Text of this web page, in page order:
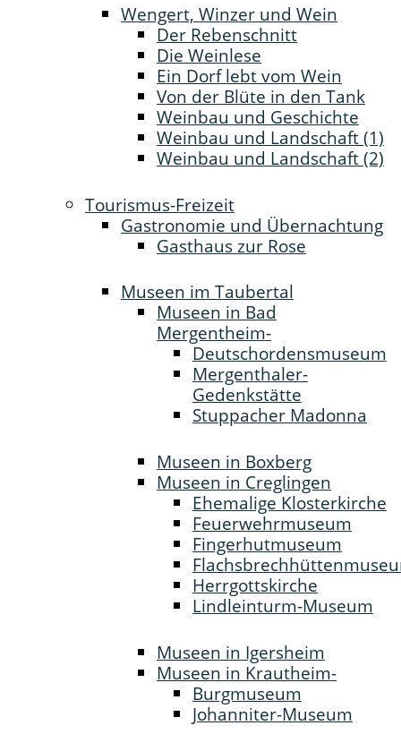
Wengert, Winzer und Wein
Der Rebenschnitt
Die Weinlese
Ein Dorf lebt vom Wein
Von der Blüte in den Tank
Weinbau und Geschichte
Weinbau und Landschaft (1)
Weinbau und Landschaft (2)
Tourismus-Freizeit
Gastronomie und Übernachtung
Gasthaus zur Rose
Museen im Taubertal
Museen in Bad
Mergentheim-
Deutschordensmuseum
Mergenthaler-
Gedenkstätte
Stuppacher Madonna
Museen in Boxberg
Museen in Creglingen
Ehemalige Klosterkirche
Feuerwehrmuseum
Fingerhutmuseum
Herrgottskirche
Lindleinturm-Museum
Museen in Igersheim
Museen in Krautheim-
Burgmuseum
Johanniter-Museum